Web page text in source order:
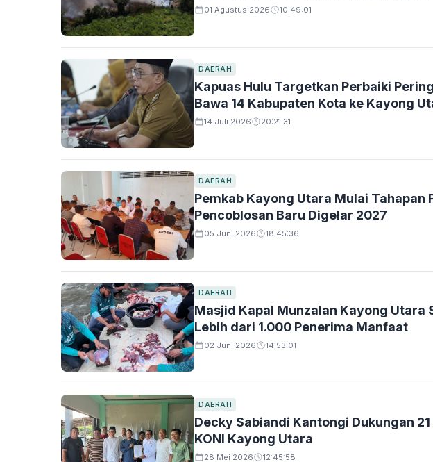
01 Agustus 2026 10:49:01
DAERAH
Kapuas Hulu Targetkan Perbaiki
Bawa 14 Kabupaten Kota ke Kayong
14 Juli 2026 20:21:31
DAERAH
Pemkab Kayong Utara Mulai Tahapan
Pencoblosan Baru Digelar 2027
05 Juni 2026 18:45:36
DAERAH
Masjid Kapal Munzalan Kayong Utara
Lebih dari 1.000 Penerima Manfaat
02 Juni 2026 14:53:01
DAERAH
Decky Sabiandi Kantongi Dukungan
KONI Kayong Utara
28 Mei 2026 12:45:58